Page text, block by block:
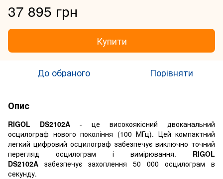
37 895 грн
Купити
До обраного Порівняти
Опис
RIGOL DS2102A - це високоякісний двоканальний
осцилограф нового покоління (100 МГц). Цей компактний
легкий цифровий осцилограф забезпечує виключно точний
перегляд осцилограм і вимірювання. RIGOL
DS2102A забезпечує захоплення 50 000 осцилограм в
секунду.